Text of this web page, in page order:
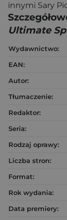
innymi Sary
Ultimate
Wydawnictwo:
EAN:
Autor:
Tłumaczenie:
Redaktor:
Seria:
Rodzaj oprawy:
Liczba stron:
Format:
Rok wydania:
Data premiery: